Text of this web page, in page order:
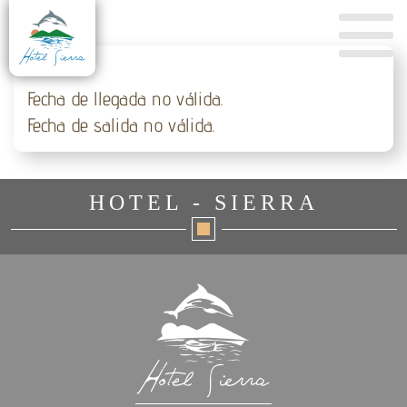
Fecha de llegada no válida.
Fecha de salida no válida.
HOTEL - SIERRA